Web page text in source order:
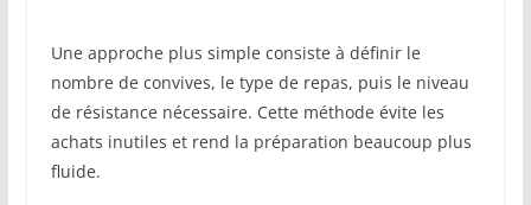
Une approche plus simple consiste à définir le
nombre de convives, le type de repas, puis le niveau
de résistance nécessaire. Cette méthode évite les
achats inutiles et rend la préparation beaucoup plus
fluide.